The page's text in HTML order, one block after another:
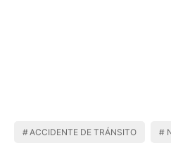
ACCIDENTE DE TRÁNSITO